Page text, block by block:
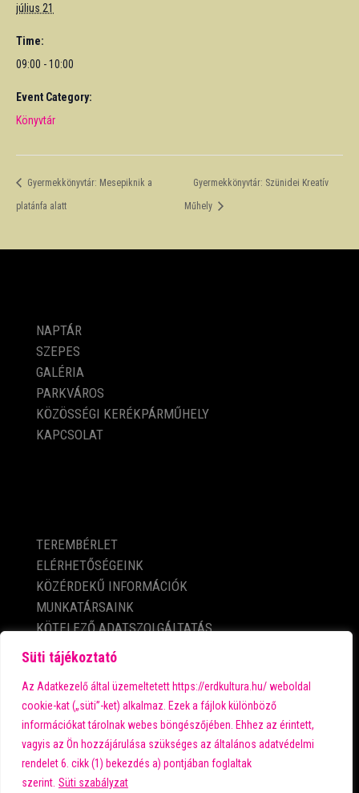
Süti tájékoztató
Az Adatkezelő által üzemeltetett https://erdkultura.hu/ weboldal
cookie-kat („süti”-ket) alkalmaz. Ezek a fájlok különböző
információkat tárolnak webes böngészőjében. Ehhez az érintett,
vagyis az Ön hozzájárulása szükséges az általános adatvédelmi
rendelet 6. cikk (1) bekezdés a) pontjában foglaltak
szerint. Süti szabályzat
július 21
Time:
09:00 - 10:00
Event Category:
Könyvtár
Gyermekkönyvtár: Mesepiknik a
platánfa alatt
Gyermekkönyvtár: Szünidei Kreatív
Műhely
NAPTÁR
SZEPES
GALÉRIA
PARKVÁROS
KÖZÖSSÉGI KERÉKPÁRMŰHELY
KAPCSOLAT
TEREMBÉRLET
ELÉRHETŐSÉGEINK
KÖZÉRDEKŰ INFORMÁCIÓK
MUNKATÁRSAINK
KÖTELEZŐ ADATSZOLGÁLTATÁS
ADATVÉDELMI TÁJÉKOZTATÓ
IMPRESSZUM
A városi kultúra fő támogatója: